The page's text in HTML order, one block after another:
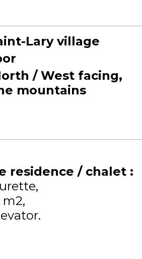
Lary village
/ West facing
mountains
residence / chalet :
m2